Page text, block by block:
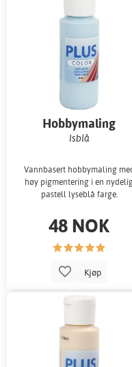
Hobbymaling
Isblå
Vannbasert hobbymaling
høy pigmentering i en
pastell lyseblå farge.
48 NOK
Kjøp